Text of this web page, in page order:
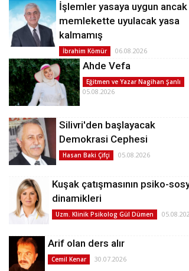
İşlemler yasaya uygun ancak
memlekette uyulacak yasa
kalmamış
İbrahim Kömür 06.08.2026
Ahde Vefa
Eğitmen ve Yazar Nagihan Şanlı
05.08.2026
Silivri'den başlayacak
Demokrasi Cephesi
Hasan Baki Çifçi 05.08.2026
Kuşak çatışmasının psiko-
dinamikleri
Uzm. Klinik Psikolog Gül Dümen
Arif olan ders alır
Cemil Kenar 30.07.2026